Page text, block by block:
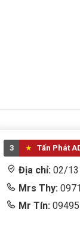
3 Tấn Phát
Địa chỉ:02/13
Mrs Thy:
Mr Tín: